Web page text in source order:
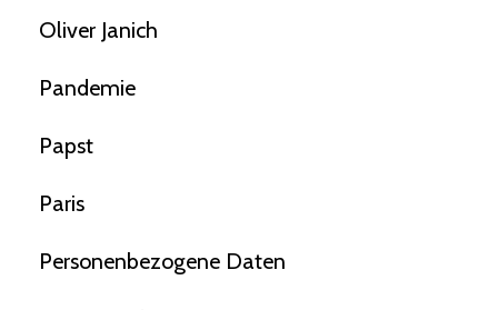
Oliver Janich
Pandemie
Papst
Paris
Personenbezogene Daten